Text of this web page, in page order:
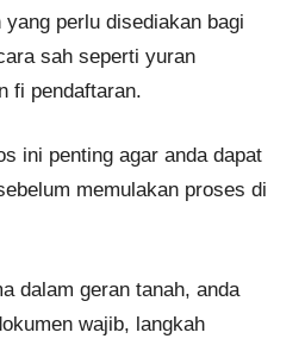
perlu disediakan bagi
sah seperti yuran
fi pendaftaran.
ini penting agar anda dapat
memulakan proses di
dalam geran tanah, anda
wajib, langkah